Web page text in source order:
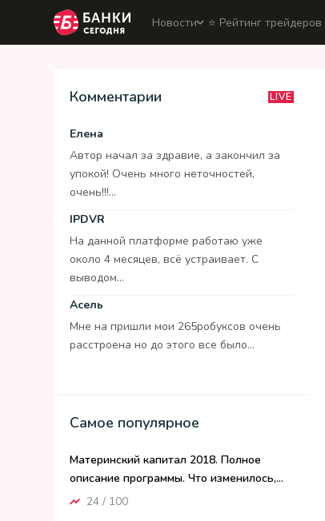
Новости ⭐️ Рейтинг трейдеров
Комментарии LIVE
Елена
Автор начал за здравие, а закончил за
упокой! Очень много неточностей,
очень!!!...
IPDVR
На данной платформе работаю уже
около 4 месяцев, всё устраивает. С
выводом...
Асель
Мне на пришли мои 265робуксов очень
расстроена но до этого все было...
Самое популярное
Материнский капитал 2018. Полное
описание программы. Что изменилось,...
24 / 100